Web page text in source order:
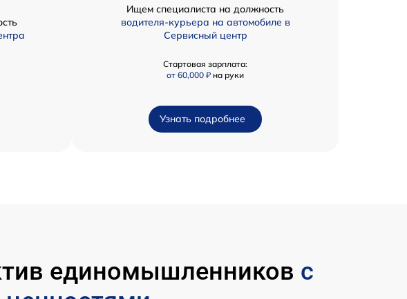
Ищем специалиста на должность
водителя-курьера на автомобиле в
Сервисный центр
Стартовая зарплата:
от 60,000 ₽ на руки
Узнать подробнее
единомышленников с